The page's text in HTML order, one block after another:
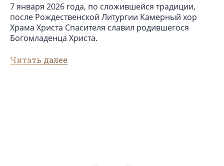
7 января 2026 года, по сложившейся традиции,
после Рождественской Литургии Камерный хор
Храма Христа Спасителя славил родившегося
Богомладенца Христа.
Читать далее